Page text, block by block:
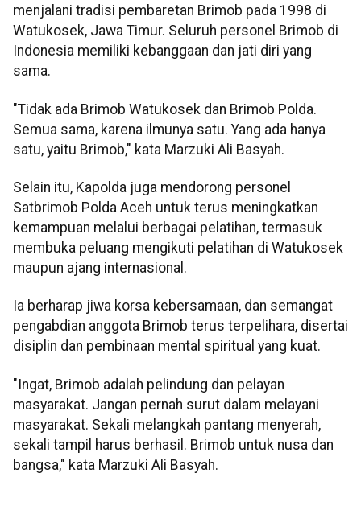
menjalani tradisi pembaretan Brimob pada 1998 di
Watukosek, Jawa Timur. Seluruh personel Brimob di
Indonesia memiliki kebanggaan dan jati diri yang
sama.
"Tidak ada Brimob Watukosek dan Brimob Polda.
Semua sama, karena ilmunya satu. Yang ada hanya
satu, yaitu Brimob," kata Marzuki Ali Basyah.
Selain itu, Kapolda juga mendorong personel
Satbrimob Polda Aceh untuk terus meningkatkan
kemampuan melalui berbagai pelatihan, termasuk
membuka peluang mengikuti pelatihan di Watukosek
maupun ajang internasional.
Ia berharap jiwa korsa kebersamaan, dan semangat
pengabdian anggota Brimob terus terpelihara, disertai
disiplin dan pembinaan mental spiritual yang kuat.
"Ingat, Brimob adalah pelindung dan pelayan
masyarakat. Jangan pernah surut dalam melayani
masyarakat. Sekali melangkah pantang menyerah,
sekali tampil harus berhasil. Brimob untuk nusa dan
bangsa," kata Marzuki Ali Basyah.